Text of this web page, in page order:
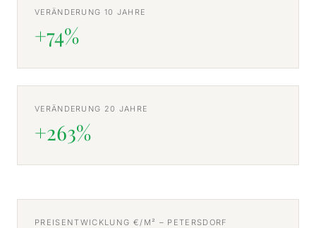
VERÄNDERUNG 10 JAHRE
+74%
VERÄNDERUNG 20 JAHRE
+263%
PREISENTWICKLUNG €/M² – PETERSDORF